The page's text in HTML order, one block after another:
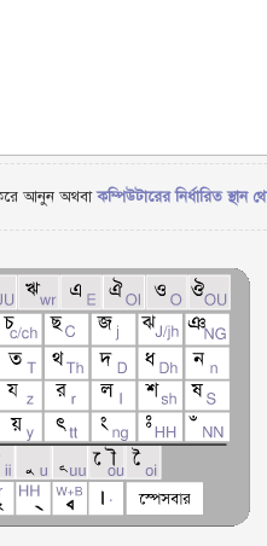
করে আনুন অথবাকম্পিউটারের নির্ধারিত